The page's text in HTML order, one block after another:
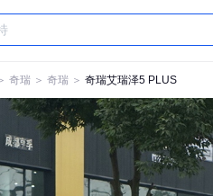
奇瑞 ＞ 奇瑞 ＞ 奇瑞艾瑞泽5 PLUS